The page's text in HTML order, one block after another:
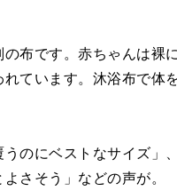
布です。赤ちゃんは裸
ています。沐浴布で体
のにベストなサイズ」
さそう」などの声が。